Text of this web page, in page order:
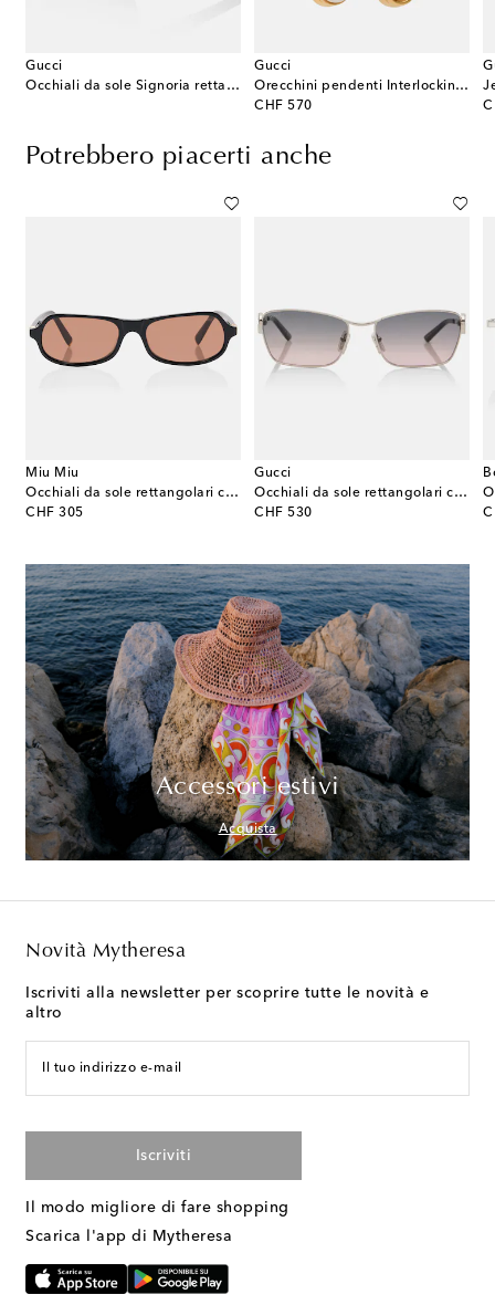
Gucci
Occhiali da sole Signoria rettangolari
Gucci
Orecchini pendenti Interlocking G
CHF 570
original price
Potrebbero piacerti anche
Miu Miu
Occhiali da sole rettangolari con logo
CHF 305
original price
Gucci
Occhiali da sole rettangolari con cristalli
CHF 530
original price
Accessori estivi
Acquista
Novità Mytheresa
Iscriviti alla newsletter per scoprire tutte le novità e
altro
Il tuo indirizzo e-mail
Iscriviti
Il modo migliore di fare shopping
Scarica l'app di Mytheresa